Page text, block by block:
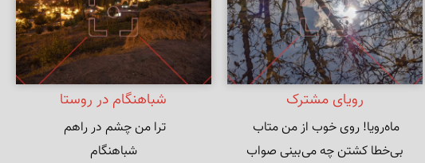
رویای مشترک
بی‌خطا کشتن چه می‌بینی صواب
شباهنگام در روستا
شباهنگام